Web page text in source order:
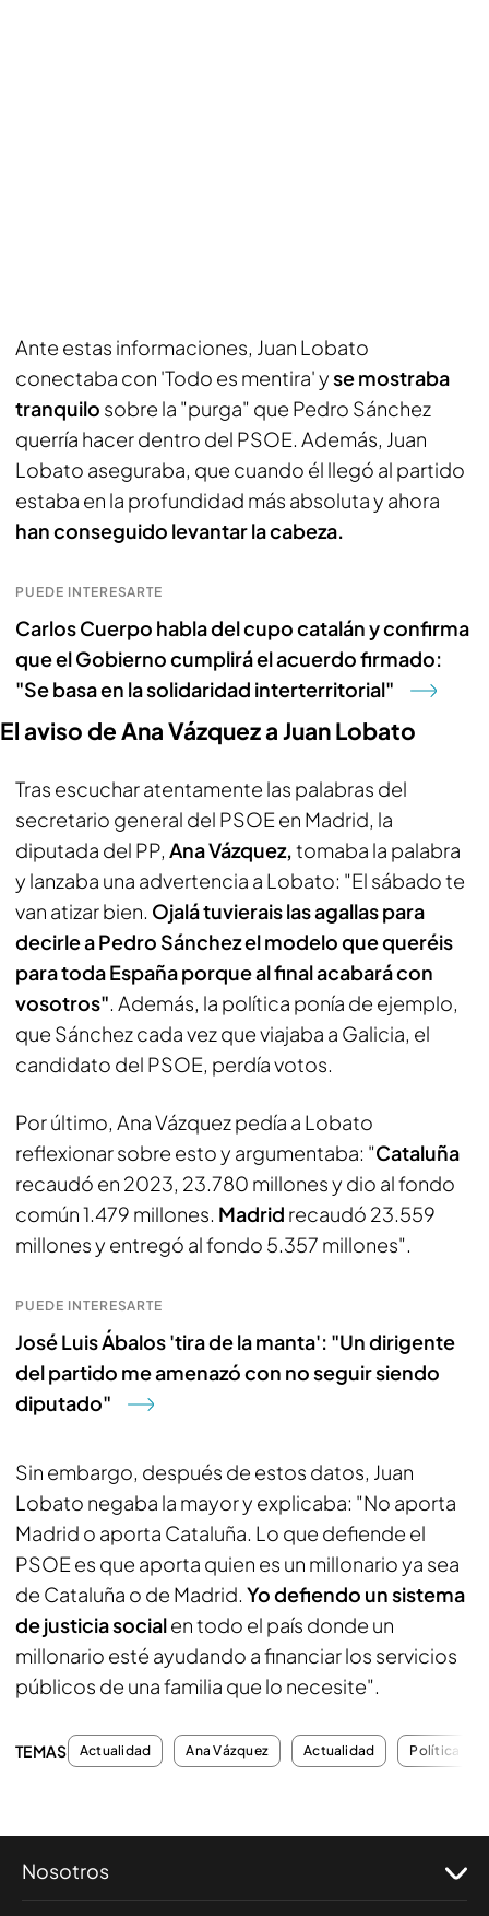
Ante estas informaciones, Juan Lobato
conectaba con 'Todo es mentira' yse mostraba
tranquilo sobre la "purga" que Pedro Sánchez
querría hacer dentro del PSOE. Además, Juan
Lobato aseguraba, que cuando él llegó al partido
estaba en la profundidad más absoluta y ahora
han conseguido levantar la cabeza.
PUEDE INTERESARTE
Carlos Cuerpo habla del cupo catalán y confirma
que el Gobierno cumplirá el acuerdo firmado:
"Se basa en la solidaridad interterritorial"
El aviso de Ana Vázquez a Juan Lobato
Tras escuchar atentamente las palabras del
secretario general del PSOE en Madrid, la
diputada del PP, Ana Vázquez,tomaba la palabra
y lanzaba una advertencia a Lobato: "El sábado te
van atizar bien. Ojalá tuvierais las agallas para
decirle a Pedro Sánchez el modelo que queréis
para toda España porque al final acabará con
vosotros". Además, la política ponía de ejemplo,
que Sánchez cada vez que viajaba a Galicia, el
candidato del PSOE, perdía votos.
Por último, Ana Vázquez pedía a Lobato
reflexionar sobre esto y argumentaba: "Cataluña
recaudó en 2023, 23.780 millones y dio al fondo
común 1.479 millones. Madrid recaudó 23.559
millones y entregó al fondo 5.357 millones".
PUEDE INTERESARTE
José Luis Ábalos 'tira de la manta': "Un dirigente
del partido me amenazó con no seguir siendo
diputado"
Sin embargo, después de estos datos, Juan
Lobato negaba la mayor y explicaba: "No aporta
Madrid o aporta Cataluña. Lo que defiende el
PSOE es que aporta quien es un millonario ya sea
de Cataluña o de Madrid. Yo defiendo un sistema
de justicia socialen todo el país donde un
millonario esté ayudando a financiar los servicios
públicos de una familia que lo necesite".
TEMAS Actualidad Ana Vázquez Actualidad Política
Nosotros